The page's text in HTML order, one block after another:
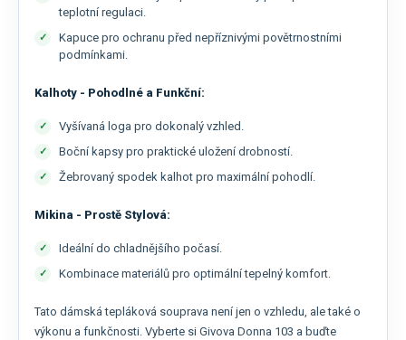
teplotní regulaci.
Kapuce pro ochranu před nepříznivými povětrnostními
podmínkami.
Kalhoty - Pohodlné a Funkční:
Vyšívaná loga pro dokonalý vzhled.
Boční kapsy pro praktické uložení drobností.
Žebrovaný spodek kalhot pro maximální pohodlí.
Mikina - Prostě Stylová:
Ideální do chladnějšího počasí.
Kombinace materiálů pro optimální tepelný komfort.
Tato dámská tepláková souprava není jen o vzhledu, ale také o
výkonu a funkčnosti. Vyberte si Givova Donna 103 a buďte